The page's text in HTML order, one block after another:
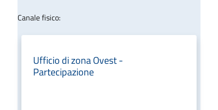
Canale fisico:
Ufficio di zona Ovest -
Partecipazione